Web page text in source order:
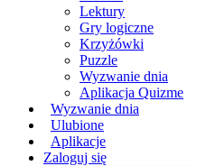
Lektury
Gry logiczne
Krzyżówki
Puzzle
Wyzwanie dnia
Aplikacja Quizme
Wyzwanie dnia
Ulubione
Aplikacje
Zaloguj się